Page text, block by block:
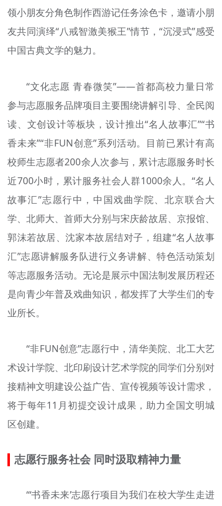
领小朋友分角色制作西游记任务涂色卡，邀请小朋
友共同演绎“八戒智激美猴王”情节，“沉浸式”感受
中国古典文学的魅力。
“文化志愿 青春微笑”——首都高校力量日常
参与志愿服务品牌项目主要围绕讲解引导、全民阅
读、文创设计等板块，设计推出“名人故事汇”“书
香未来”“非FUN创意”系列活动。目前已累计有高
校师生志愿者200余人次参与，累计志愿服务时长
近700小时，累计服务社会人群1000余人。“名人
故事汇”志愿行中，中国戏曲学院、北京联合大
学、北师大、首师大分别与宋庆龄故居、京报馆、
郭沫若故居、沈家本故居结对子，组建“名人故事
汇”志愿讲解服务队进行义务讲解、特色活动策划
等志愿服务活动。无论是展示中国法制发展历程还
是向青少年普及戏曲知识，都发挥了大学生们的专
业所长。
“非FUN创意”志愿行中，清华美院、北工大艺
术设计学院、北印刷设计艺术学院的同学们分别对
接精神文明建设公益广告、宣传视频等设计需求，
将于每年11月初提交设计成果，助力全国文明城
区创建。
志愿行服务社会 同时汲取精神力量
“‘书香未来’志愿行项目为我们在校大学生走进